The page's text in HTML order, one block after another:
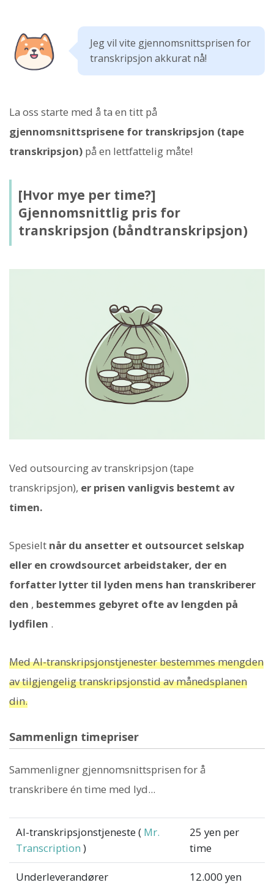
Jeg vil vite gjennomsnittsprisen for
transkripsjon akkurat nå!
La oss starte med å ta en titt på
gjennomsnittsprisene for transkripsjon (tape
transkripsjon) på en lettfattelig måte!
[Hvor mye per time?]
Gjennomsnittlig pris for
transkripsjon (båndtranskripsjon)
Ved outsourcing av transkripsjon (tape
transkripsjon), er prisen vanligvis bestemt av
timen.
Spesielt når du ansetter et outsourcet selskap
eller en crowdsourcet arbeidstaker, der en
forfatter lytter til lyden mens han transkriberer
den , bestemmes gebyret ofte av lengden på
lydfilen .
Med AI-transkripsjonstjenester bestemmes mengden
av tilgjengelig transkripsjonstid av månedsplanen
din.
Sammenlign timepriser
Sammenligner gjennomsnittsprisen for å
transkribere én time med lyd...
AI-transkripsjonstjeneste ( Mr.
Transcription )
25 yen per
time
Underleverandører
12.000 yen